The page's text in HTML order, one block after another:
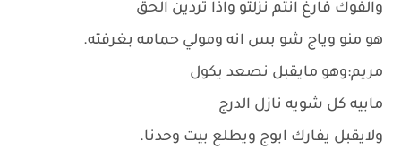
والفوك فارغ انتم نزلتو واذا تردين الحق
هو منو وياج شو بس انه ومولي حمامه بغرفته.
مريم:وهو مايقبل نصعد يكول
مابيه كل شويه نازل الدرج
ولايقبل يفارك ابوج ويطلع بيت وحدنا.